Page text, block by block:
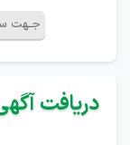
جـهت
دریافت